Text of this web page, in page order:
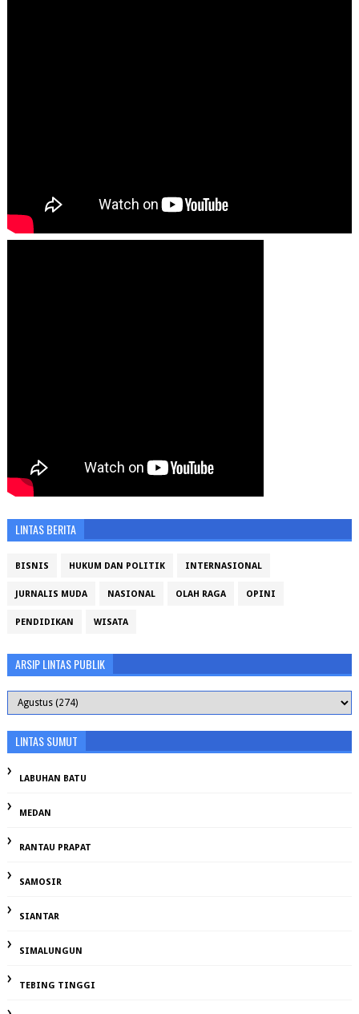
LINTAS BERITA
BISNIS HUKUM DAN POLITIK INTERNASIONAL
JURNALIS MUDA NASIONAL OLAH RAGA OPINI
PENDIDIKAN WISATA
ARSIP LINTAS PUBLIK
LINTAS SUMUT
LABUHAN BATU
MEDAN
RANTAU PRAPAT
SAMOSIR
SIANTAR
SIMALUNGUN
TEBING TINGGI